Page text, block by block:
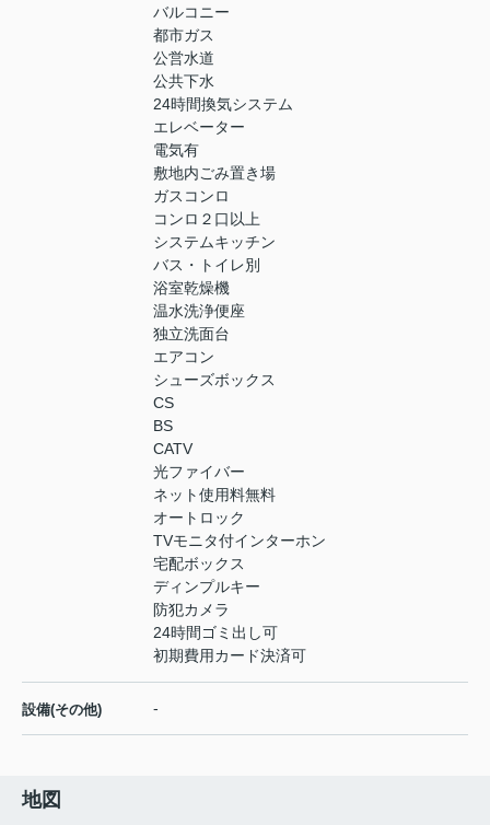
バルコニー
都市ガス
公営水道
公共下水
24時間換気システム
エレベーター
電気有
敷地内ごみ置き場
ガスコンロ
コンロ２口以上
システムキッチン
バス・トイレ別
浴室乾燥機
温水洗浄便座
独立洗面台
エアコン
シューズボックス
CS
BS
CATV
光ファイバー
ネット使用料無料
オートロック
TVモニタ付インターホン
宅配ボックス
ディンプルキー
防犯カメラ
24時間ゴミ出し可
初期費用カード決済可
設備(その他) -
地図